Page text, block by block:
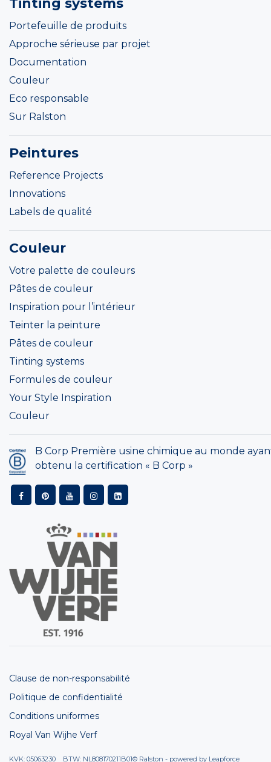
Portefeuille de produits
Approche sérieuse par projet
Documentation
Couleur
Eco responsable
Sur Ralston
Peintures
Reference Projects
Innovations
Labels de qualité
Couleur
Votre palette de couleurs
Pâtes de couleur
Inspiration pour l’intérieur
Teinter la peinture
Pâtes de couleur
Tinting systems
Formules de couleur
Your Style Inspiration
Couleur
B Corp Première usine chimique au monde
obtenu la certification « B Corp »
Clause de non-responsabilité
Politique de confidentialité
Conditions uniformes
Royal Van Wijhe Verf
KVK: 05063230 BTW: NL808170211B01© Ralston - powered by Leapforce